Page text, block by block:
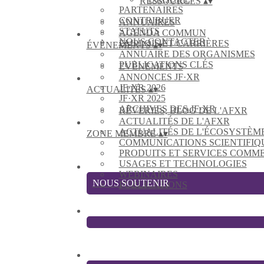
PARTENAIRES
CONTRIBUER
STATUTS
NOUS CONTACTER
ANNUAIRES
AGENDA COMMUN
EMPLOIS ET CARRIÈRES
ANNUAIRE DES ORGANISMES
PUBLICATIONS CLÉS
ÉVÈNEMENTS▴▾
EVÈNEMENTS
ANNONCES JF·XR
JF·XR 2026
JF·XR 2025
ARCHIVES DES JF·XR
ACTUALITÉS▴▾
RÊVERIES, BLOG DE L'AFXR
ACTUALITÉS DE L'AFXR
ACTUALITÉS DE
COMMUNICATIONS
PRODUITS ET SERVICES
USAGES ET TECHNOLOGIES
WEBINAIRES
PUBLICATIONS
ZONE MEMBRE▴▾
NOUS SOUTENIR